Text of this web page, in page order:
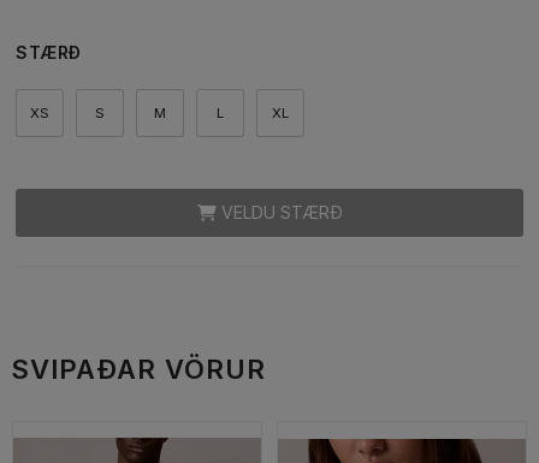
STÆRÐ
XS S M L XL
VELDU STÆRÐ
SVIPAÐAR VÖRUR